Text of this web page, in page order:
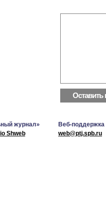
журнал»
Shweb
Веб-поддержка
web@ptj.spb.ru